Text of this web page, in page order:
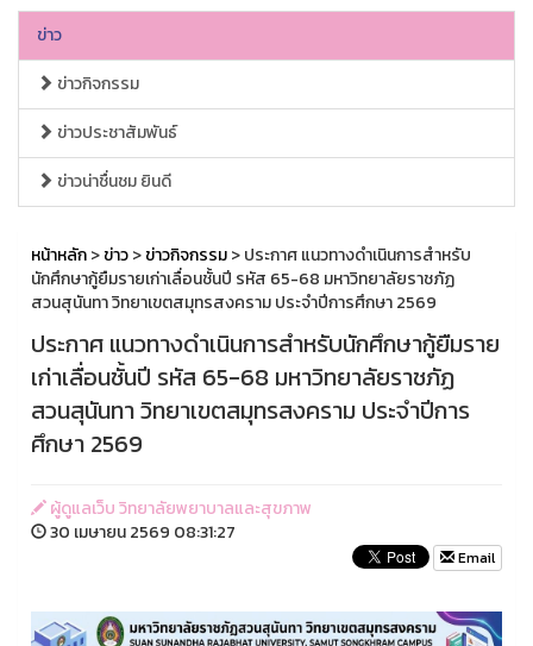
ข่าว
ข่าวกิจกรรม
ข่าวประชาสัมพันธ์
ข่าวน่าชื่นชม ยินดี
หน้าหลัก>ข่าว>ข่าวกิจกรรม> ประกาศ แนวทางดำเนินการสำหรับ
นักศึกษากู้ยืมรายเก่าเลื่อนชั้นปี รหัส 65-68 มหาวิทยาลัยราชภัฏ
สวนสุนันทา วิทยาเขตสมุทรสงคราม ประจำปีการศึกษา 2569
ประกาศ แนวทางดำเนินการสำหรับนักศึกษากู้ยืมราย
เก่าเลื่อนชั้นปี รหัส 65-68 มหาวิทยาลัยราชภัฏ
สวนสุนันทา วิทยาเขตสมุทรสงคราม ประจำปีการ
ศึกษา 2569
ผู้ดูแลเว็บ วิทยาลัยพยาบาลและสุขภาพ
30 เมษายน 2569 08:31:27
Email